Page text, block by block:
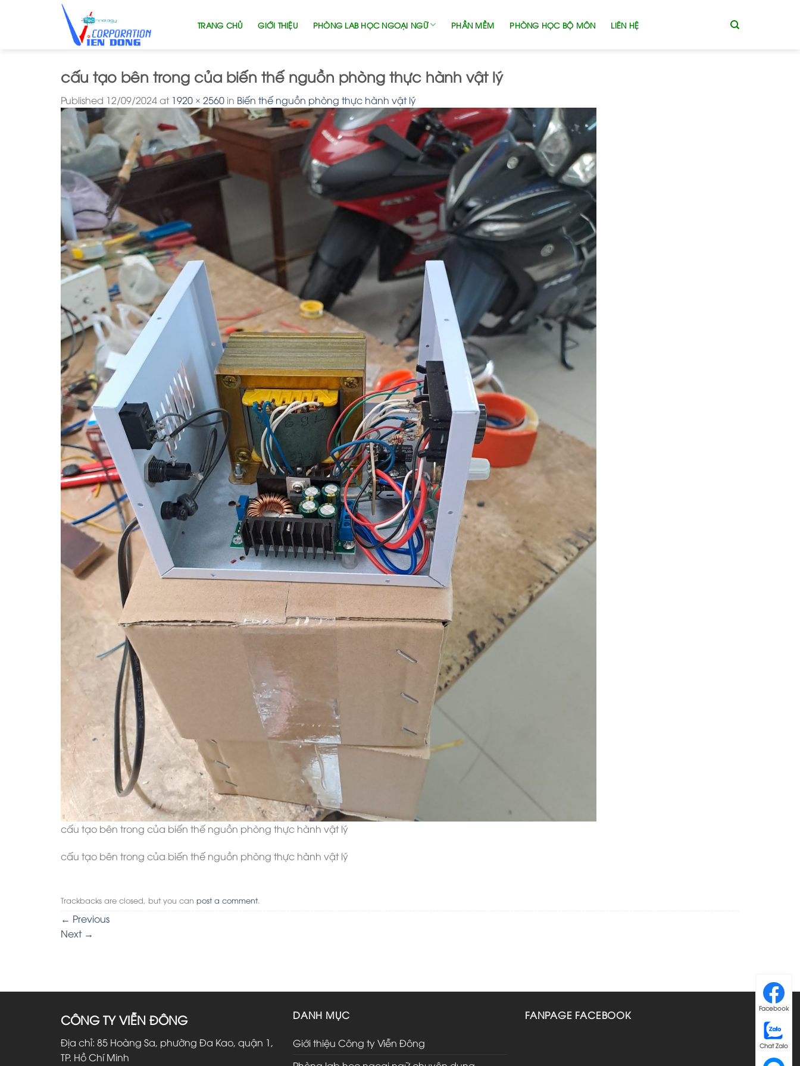
TRANG CHỦ GIỚI THIỆU PHÒNG LAB HỌC NGOẠI NGỮ PHẦN MỀM PHÒNG HỌC BỘ MÔN LIÊN HỆ
cấu tạo bên trong của biến thế nguồn phòng thực hành vật lý
Published 12/09/2024at 1920 × 2560 in Biến thế nguồn phòng thực hành vật lý
cấu tạo bên trong của biến thế nguồn phòng thực hành vật lý
cấu tạo bên trong của biến thế nguồn phòng thực hành vật lý
Trackbacks are closed, but you can post a comment.
← Previous
Next →
Facebook
Chat Zalo
CÔNG TY VIỄN ĐÔNG
Địa chỉ: 85 Hoàng Sa, phường Đa Kao, quận 1,
TP. Hồ Chí Minh
DANH MỤC
Giới thiệu Công ty Viễn Đông
FANPAGE FACEBOOK